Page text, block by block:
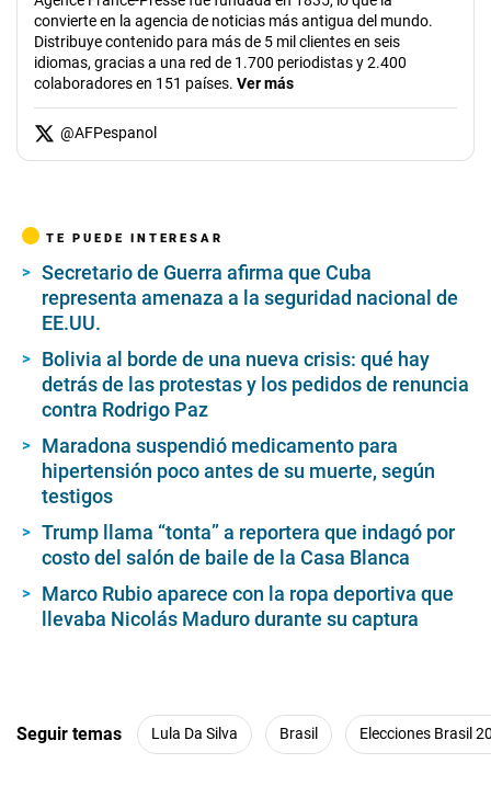
convierte en la agencia de noticias más antigua del mundo.
Distribuye contenido para más de 5 mil clientes en seis
idiomas, gracias a una red de 1.700 periodistas y 2.400
colaboradores en 151 países. Ver más
@AFPespanol
TE PUEDE INTERESAR
Secretario de Guerra afirma que Cuba
representa amenaza a la seguridad nacional de
EE.UU.
Bolivia al borde de una nueva crisis: qué hay
detrás de las protestas y los pedidos de renuncia
contra Rodrigo Paz
Maradona suspendió medicamento para
hipertensión poco antes de su muerte, según
testigos
Trump llama “tonta” a reportera que indagó por
costo del salón de baile de la Casa Blanca
Marco Rubio aparece con la ropa deportiva que
llevaba Nicolás Maduro durante su captura
Seguir temas Lula Da Silva Brasil Elecciones Brasil